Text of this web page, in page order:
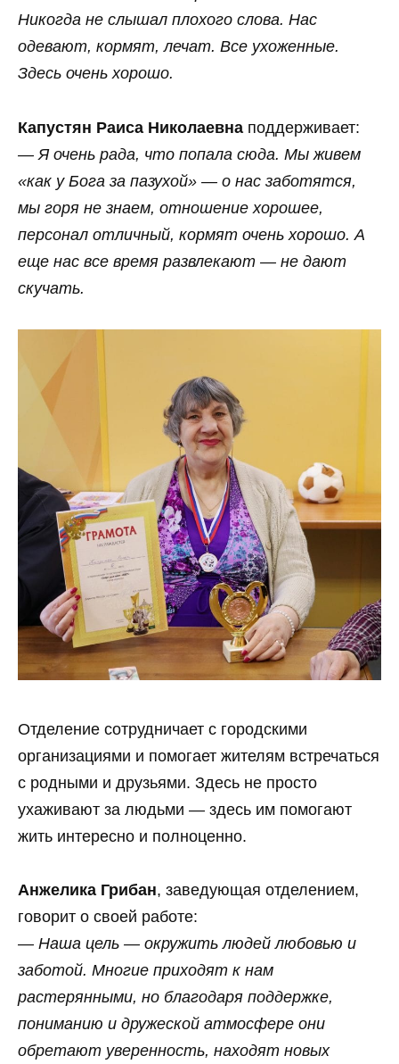
Никогда не слышал плохого слова. Нас
одевают, кормят, лечат. Все ухоженные.
Здесь очень хорошо.
Капустян Раиса Николаевна поддерживает:
— Я очень рада, что попала сюда. Мы живем
«как у Бога за пазухой» — о нас заботятся,
мы горя не знаем, отношение хорошее,
персонал отличный, кормят очень хорошо. А
еще нас все время развлекают — не дают
скучать.
Отделение сотрудничает с городскими
организациями и помогает жителям встречаться
с родными и друзьями. Здесь не просто
ухаживают за людьми — здесь им помогают
жить интересно и полноценно.
Анжелика Грибан, заведующая отделением,
говорит о своей работе:
— Наша цель — окружить людей любовью и
заботой. Многие приходят к нам
растерянными, но благодаря поддержке,
пониманию и дружеской атмосфере они
обретают уверенность, находят новых